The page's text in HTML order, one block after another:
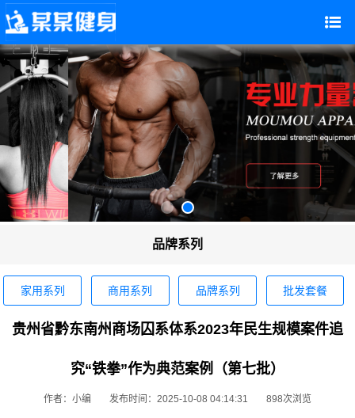
品牌系列
家用系列 商用系列 品牌系列 批发套餐
贵州省黔东南州商场囚系体系2023年民生规模案件追
究“铁拳”作为典范案例（第七批）
作者：小编 发布时间：2025-10-08 04:14:31 898次浏览